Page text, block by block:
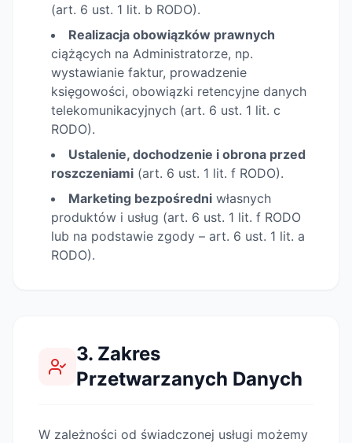
(art. 6 ust. 1 lit. b RODO).
Realizacja obowiązków prawnych
ciążących na Administratorze, np.
wystawianie faktur, prowadzenie
księgowości, obowiązki retencyjne danych
telekomunikacyjnych (art. 6 ust. 1 lit. c
RODO).
Ustalenie, dochodzenie i obrona przed
roszczeniami (art. 6 ust. 1 lit. f RODO).
Marketing bezpośredni własnych
produktów i usług (art. 6 ust. 1 lit. f RODO
lub na podstawie zgody – art. 6 ust. 1 lit. a
RODO).
3. Zakres
Przetwarzanych Danych
W zależności od świadczonej usługi możemy